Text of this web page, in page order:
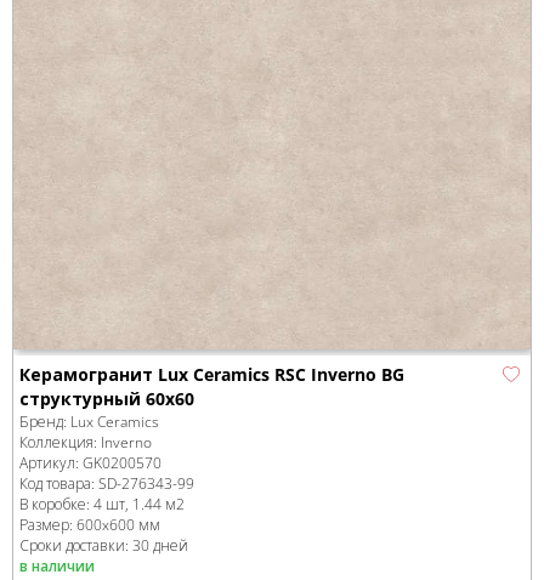
Керамогранит Lux Ceramics RSC Inverno BG
структурный 60x60
Бренд: Lux Ceramics
Коллекция: Inverno
Артикул: GK0200570
Код товара: SD-276343-99
В коробке: 4 шт, 1.44 м2
Размер: 600x600 мм
Сроки доставки: 30 дней
в наличии